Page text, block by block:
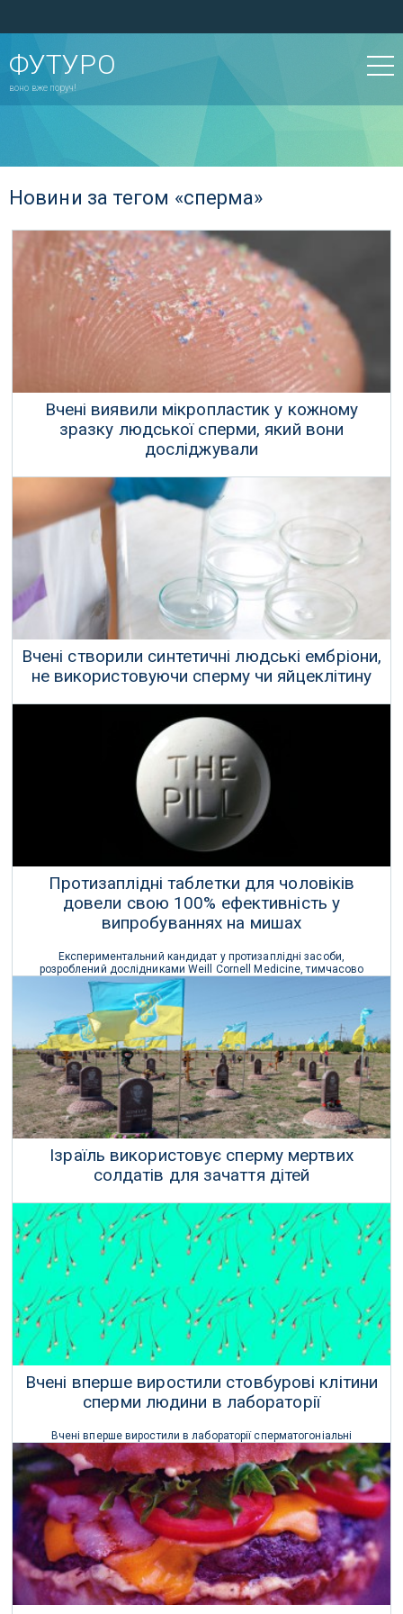
ФУТУРО
воно вже поруч!
Новини за тегом «сперма»
Вчені виявили мікропластик у кожному
зразку людської сперми, який вони
досліджували
40 зразків сперми були взяті від здорових чоловіків, які пройшли
дошлюбне обстеження в Цзінані, Китай.
Вчені створили синтетичні людські ембріони,
не використовуючи сперму чи яйцеклітину
розумінні генетичних захворювань чи причин викиднів.
17 Червня 2023 р.
Протизаплідні таблетки для чоловіків
довели свою 100% ефективність у
випробуваннях на мишах
Експериментальний кандидат у протизаплідні засоби,
розроблений дослідниками Weill Cornell Medicine, тимчасово
зупиняє рух сперматозоїдів та запобігає вагітності у доклінічних
моделях.
18 Лютого 2023 р.
Ізраїль використовує сперму мертвих
солдатів для зачаття дітей
В Ізраїлі батьки вбитих солдатів наполягають на їхньому праві
стати майбутніми бабусями та дідусями.
23 Липня 2022 р.
Вчені вперше виростили стовбурові клітини
сперми людини в лабораторії
Вчені вперше виростили в лабораторії сперматогоніальні
стовбурові клітини - попередники сперматозоїдів, потенційно
відкриваючи нові методи лікування безпліддя.
19 Липня 2020 р.